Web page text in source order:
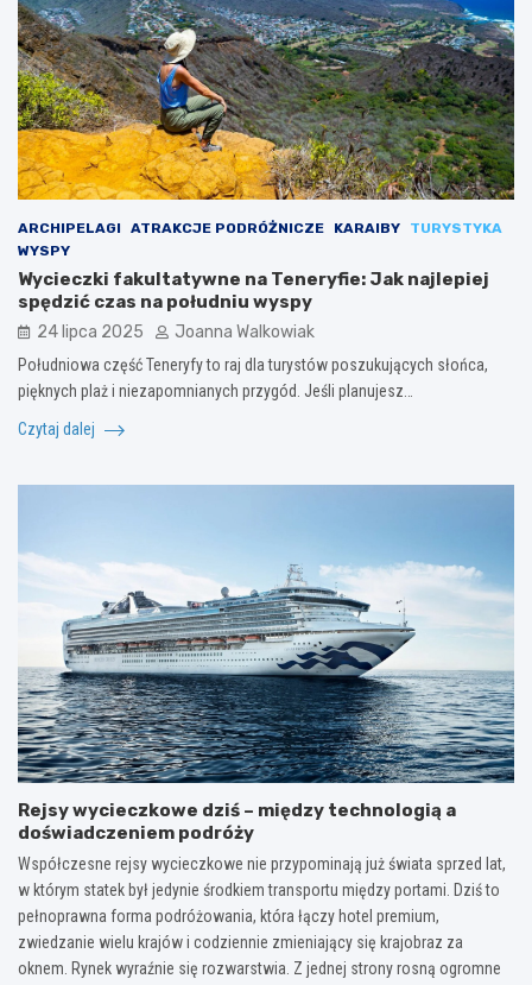
ARCHIPELAGI ATRAKCJE PODRÓŻNICZE KARAIBY
TURYSTYKA
WYSPY
Wycieczki fakultatywne na Teneryfie: Jak najlepiej
spędzić czas na południu wyspy
24 lipca 2025 Joanna Walkowiak
Południowa część Teneryfy to raj dla turystów poszukujących słońca,
pięknych plaż i niezapomnianych przygód. Jeśli planujesz…
Czytaj dalej
Rejsy wycieczkowe dziś – między technologią a
doświadczeniem podróży
Współczesne rejsy wycieczkowe nie przypominają już świata sprzed lat,
w którym statek był jedynie środkiem transportu między portami. Dziś to
pełnoprawna forma podróżowania, która łączy hotel premium,
zwiedzanie wielu krajów i codziennie zmieniający się krajobraz za
oknem. Rynek wyraźnie się rozwarstwia. Z jednej strony rosną ogromne